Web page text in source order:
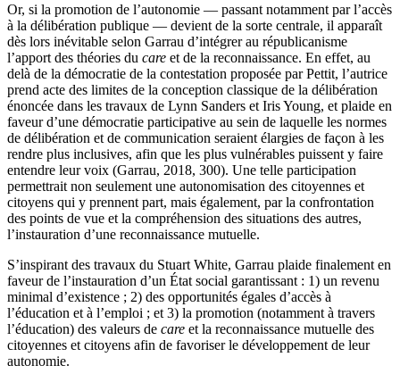
Or, si la promotion de l’autonomie — passant notamment par l’accès
à la délibération publique — devient de la sorte centrale, il apparaît
dès lors inévitable selon Garrau d’intégrer au républicanisme
l’apport des théories du care et de la reconnaissance. En effet, au
delà de la démocratie de la contestation proposée par Pettit, l’autrice
prend acte des limites de la conception classique de la délibération
énoncée dans les travaux de Lynn Sanders et Iris Young, et plaide en
faveur d’une démocratie participative au sein de laquelle les normes
de délibération et de communication seraient élargies de façon à les
rendre plus inclusives, afin que les plus vulnérables puissent y faire
entendre leur voix (Garrau, 2018, 300). Une telle participation
permettrait non seulement une autonomisation des citoyennes et
citoyens qui y prennent part, mais également, par la confrontation
des points de vue et la compréhension des situations des autres,
l’instauration d’une reconnaissance mutuelle.
S’inspirant des travaux du Stuart White, Garrau plaide finalement en
faveur de l’instauration d’un État social garantissant : 1) un revenu
minimal d’existence ; 2) des opportunités égales d’accès à
l’éducation et à l’emploi ; et 3) la promotion (notamment à travers
l’éducation) des valeurs de care et la reconnaissance mutuelle des
citoyennes et citoyens afin de favoriser le développement de leur
autonomie.